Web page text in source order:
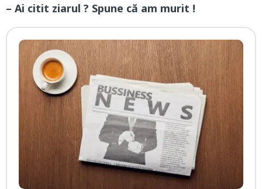
– Ai citit ziarul ? Spune că am murit !